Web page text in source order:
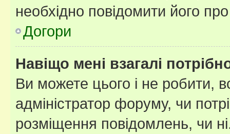
необхідно повідомити його
Догори
Навіщо мені взагалі
Ви можете цього і не робити,
адміністратор форуму, чи
розміщення повідомлень, чи